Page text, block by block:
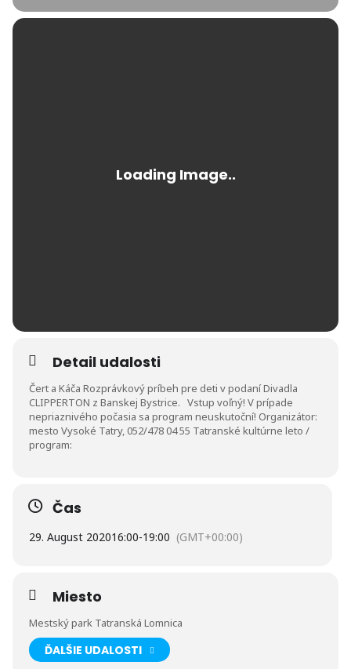
Detail udalosti
Čert a Káča Rozprávkový príbeh pre deti v podaní Divadla
CLIPPERTON z Banskej Bystrice. Vstup voľný! V prípade
nepriaznivého počasia sa program neuskutoční! Organizátor:
mesto Vysoké Tatry, 052/478 04 55 Tatranské kultúrne leto /
program:
Čas
29. August 202016:00-19:00 (GMT+00:00)
Miesto
Mestský park Tatranská Lomnica
ĎALŠIE UDALOSTI